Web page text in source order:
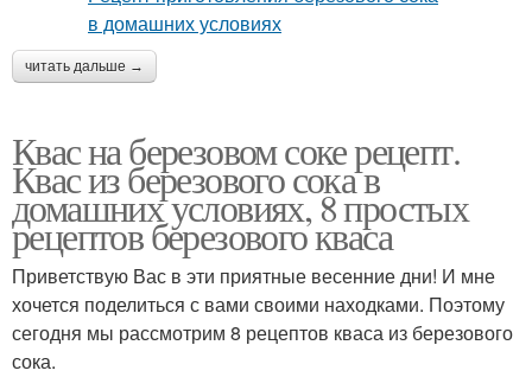
читать дальше →
Квас на березовом соке рецепт.
Квас из березового сока в
домашних условиях, 8 простых
рецептов березового кваса
Приветствую Вас в эти приятные весенние дни! И мне
хочется поделиться с вами своими находками. Поэтому
сегодня мы рассмотрим 8 рецептов кваса из березового
сока.